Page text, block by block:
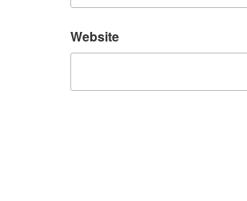
Website